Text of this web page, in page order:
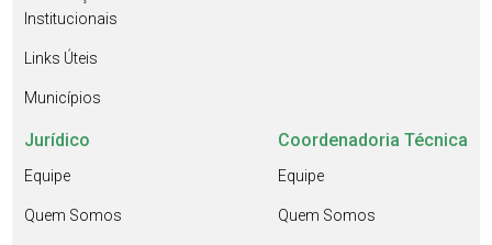
Institucionais
Links Úteis
Municípios
Jurídico
Equipe
Quem Somos
Coordenadoria Técnica
Equipe
Quem Somos